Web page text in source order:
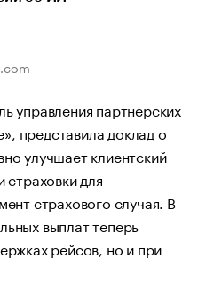
управления партнерских
представила доклад о
улучшает клиентский
страховки для
страхового случая. В
выплат теперь
рейсов, но и при